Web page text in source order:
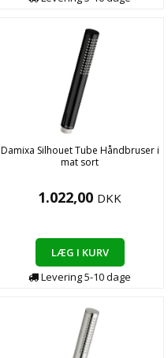
Damixa Silhouet Tube Håndbruser i
mat sort
1.022,00 DKK
LÆG I KURV
Levering5-10dage